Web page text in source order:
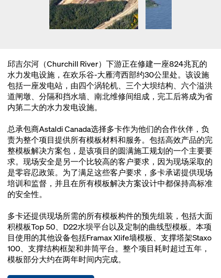
邱吉尔河（Churchill River）下游正在修建一座824兆瓦的
水力发电设施，在欢乐谷-大雁湾西部约30公里处。该设施
包括一座发电站，由四个涡轮机、三个大坝结构、六个溢洪
道闸墩、分隔和挡水墙、南北维修间组成，完工后将成为省
内第二大的水力发电设施。
总承包商Astaldi Canada选择多卡作为他们的合作伙伴，负
责为整个项目提供所有模板材料和服务。包括高效产品的完
整模板解决方案包，是该项目的圆满施工规划的一个主要要
求。现场安全是另一个比较高的客户要求，因为现场采取的
是零容忍政策。为了满足这些客户要求，多卡承诺提供现场
培训和监督，并且在所有模板解决方案设计中都保持高标准
的安全性。
多卡还提供现场所需的所有模板构件的预先组装，包括大面
积模板Top 50、D22水坝平台以及定制的曲线型模板。本项
目使用的其他设备包括Framax Xlife墙模板、支撑塔架Staxo
100、支撑结构框架和井筒平台。整个项目耗时超过五年，
模板部分大约在两年时间内完成。